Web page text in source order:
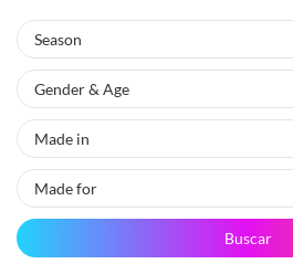
Buscar